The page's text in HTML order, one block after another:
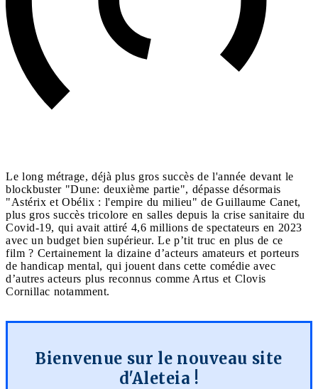
Le long métrage, déjà plus gros succès de l'année devant le
blockbuster "Dune: deuxième partie", dépasse désormais
"Astérix et Obélix : l'empire du milieu" de Guillaume Canet,
plus gros succès tricolore en salles depuis la crise sanitaire du
Covid-19, qui avait attiré 4,6 millions de spectateurs en 2023
avec un budget bien supérieur. Le p’tit truc en plus de ce
film ? Certainement la dizaine d’acteurs amateurs et porteurs
de handicap mental, qui jouent dans cette comédie avec
d’autres acteurs plus reconnus comme Artus et Clovis
Cornillac notamment.
Bienvenue sur le nouveau site
d'Aleteia !